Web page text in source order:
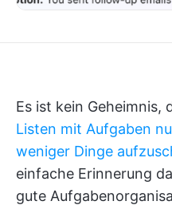
Es ist kein Geheimnis,
Listen mit Aufgaben
weniger Dinge
einfache Erinnerung
gute